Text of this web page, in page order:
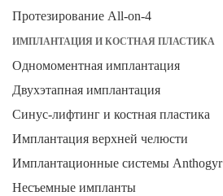
Протезирование All-on-4
ИМПЛАНТАЦИЯ И КОСТНАЯ ПЛАСТИКА
Одномоментная имплантация
Двухэтапная имплантация
Синус-лифтинг и костная пластика
Имплантация верхней челюсти
Имплантационные системы Anthogyr
Несъемные импланты